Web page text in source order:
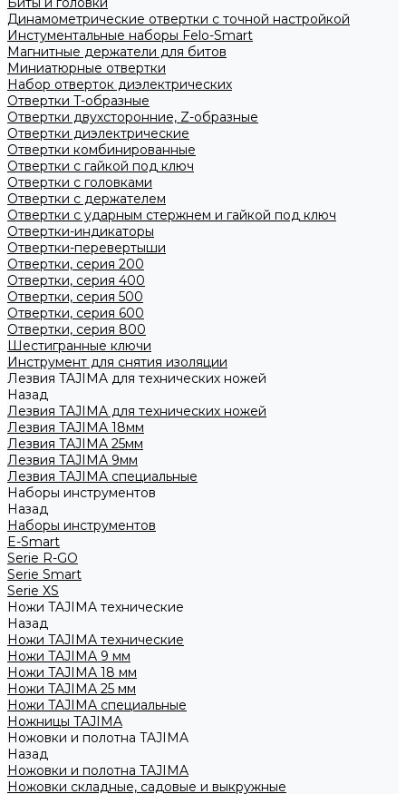
Динамометрические отвертки с точной настройкой
Инстументальные наборы Felo-Smart
Магнитные держатели для битов
Миниатюрные отвертки
Набор отверток диэлектрических
Отвертки T-образные
Отвертки двухсторонние, Z-образные
Отвертки диэлектрические
Отвертки комбинированные
Отвертки с гайкой под ключ
Отвертки с головками
Отвертки с держателем
Отвертки с ударным стержнем и гайкой под ключ
Отвертки-индикаторы
Отвертки-перевертыши
Отвертки, серия 200
Отвертки, серия 400
Отвертки, серия 500
Отвертки, серия 600
Отвертки, серия 800
Шестигранные ключи
Инструмент для снятия изоляции
Лезвия TAJIMA для технических ножей
Назад
Лезвия TAJIMA для технических ножей
Лезвия TAJIMA 18мм
Лезвия TAJIMA 25мм
Лезвия TAJIMA 9мм
Лезвия TAJIMA специальные
Наборы инструментов
Назад
Наборы инструментов
E-Smart
Serie R-GO
Serie Smart
Serie XS
Ножи TAJIMA технические
Назад
Ножи TAJIMA технические
Ножи TAJIMA 9 мм
Ножи TAJIMA 18 мм
Ножи TAJIMA 25 мм
Ножи TAJIMA специальные
Ножницы TAJIMA
Ножовки и полотна TAJIMA
Назад
Ножовки и полотна TAJIMA
Ножовки складные, садовые и выкружные